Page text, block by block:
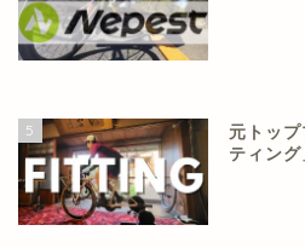
5
元トッ
ティン